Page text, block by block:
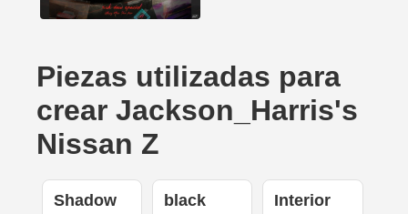
Piezas utilizadas para
crear Jackson_Harris's
Nissan Z
Shadow black Interior